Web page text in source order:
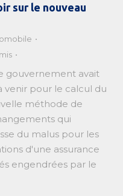
sur le nouveau
gouvernement avait
venir pour le calcul du
méthode de
qui
du malus pour les
d'une assurance
engendrées par le